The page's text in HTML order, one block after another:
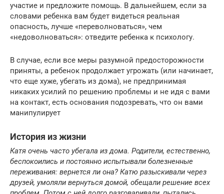
участие и предложите помощь. В дальнейшем, если за
словами ребенка вам будет видеться реальная
опасность, лучше «переволноваться», чем
«недоволноваться»: отведите ребенка к психологу.
В случае, если все меры разумной предосторожности
приняты, а ребенок продолжает угрожать (или начинает,
что еще хуже, убегать из дома), не предпринимая
никаких усилий по решению проблемы и не идя с вами
на контакт, есть основания подозревать, что он вами
манипулирует
История из жизни
Катя очень часто убегала из дома. Родители, естественно,
беспокоились и постоянно испытывали болезненные
переживания: вернется ли она? Катю разыскивали через
друзей, умоляли вернуться домой, обещали решение всех